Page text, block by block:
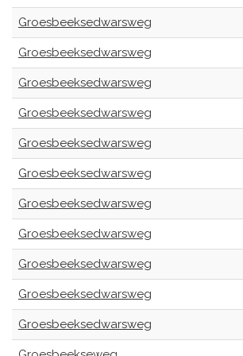
Groesbeeksedwarsweg
Groesbeeksedwarsweg
Groesbeeksedwarsweg
Groesbeeksedwarsweg
Groesbeeksedwarsweg
Groesbeeksedwarsweg
Groesbeeksedwarsweg
Groesbeeksedwarsweg
Groesbeeksedwarsweg
Groesbeeksedwarsweg
Groesbeeksedwarsweg